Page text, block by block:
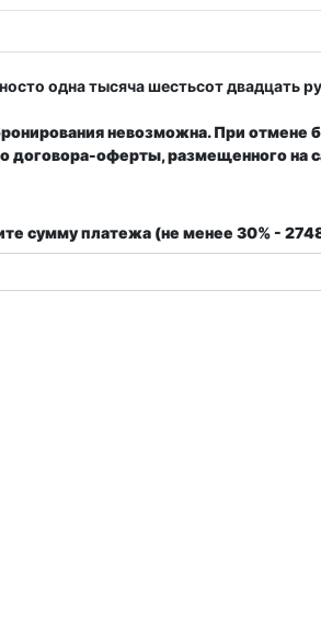
одна тысяча шестьсот двадцать
невозможна. При отмене
договора-оферты, размещенного на
сумму платежа (не менее 30% -